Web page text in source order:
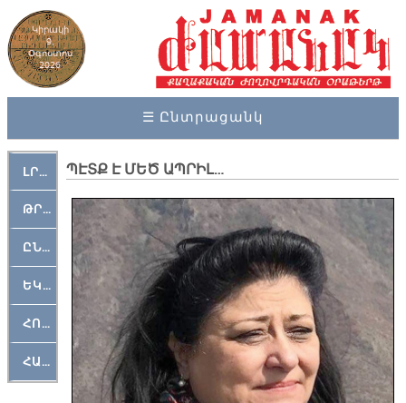
Կիրակի
9,
Օգոստոս
2026
☰ Ընտրացանկ
ԼՐԱՀՈՍ
ԹՐՔԱՀԱՅ ԿԵԱՆՔ
ԸՆԿԵՐԱՄՇԱԿՈՒԹԱՅԻՆ
ԵԿԵՂԵՑԱԿԱՆ
ՀՈԳԵՄՏԱՒՈՐ
ՀԱՐԹԱԿ
ՊԷՏՔ Է ՄԵԾ ԱՊՐԻԼ…